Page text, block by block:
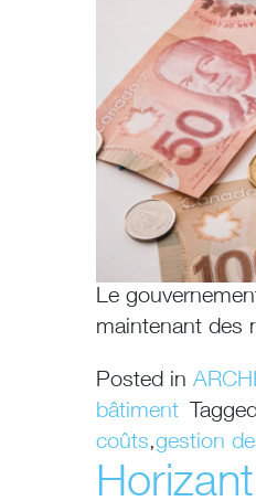
Le
maintenant des
Posted in
bâtiment
coûts,gestion